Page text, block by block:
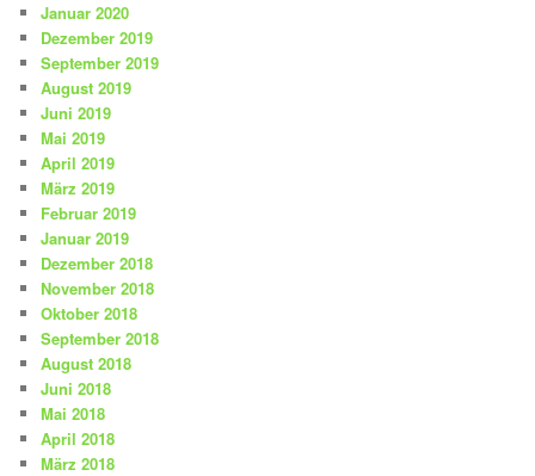
Januar 2020
Dezember 2019
September 2019
August 2019
Juni 2019
Mai 2019
April 2019
März 2019
Februar 2019
Januar 2019
Dezember 2018
November 2018
Oktober 2018
September 2018
August 2018
Juni 2018
Mai 2018
April 2018
März 2018